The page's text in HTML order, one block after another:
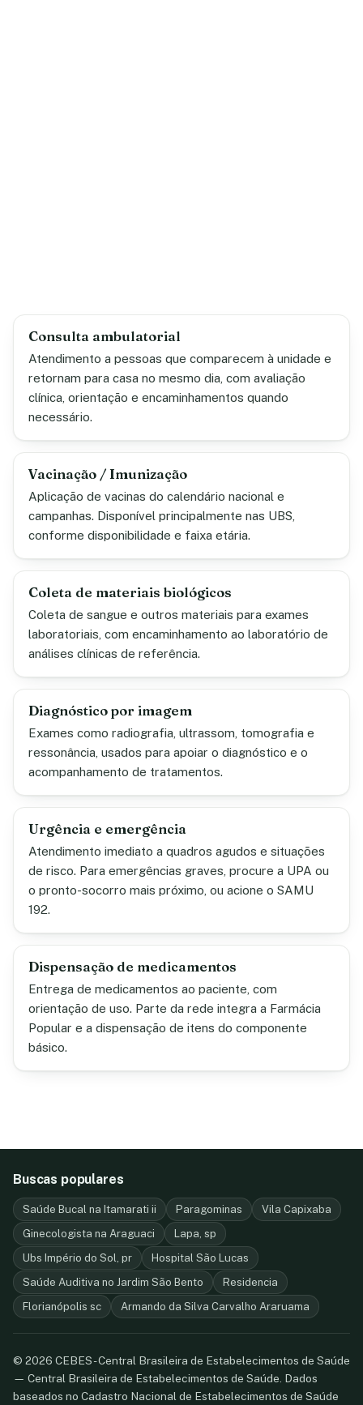
Consulta ambulatorial
Atendimento a pessoas que comparecem à unidade e
retornam para casa no mesmo dia, com avaliação
clínica, orientação e encaminhamentos quando
necessário.
Vacinação / Imunização
Aplicação de vacinas do calendário nacional e
campanhas. Disponível principalmente nas UBS,
conforme disponibilidade e faixa etária.
Coleta de materiais biológicos
Coleta de sangue e outros materiais para exames
laboratoriais, com encaminhamento ao laboratório de
análises clínicas de referência.
Diagnóstico por imagem
Exames como radiografia, ultrassom, tomografia e
ressonância, usados para apoiar o diagnóstico e o
acompanhamento de tratamentos.
Urgência e emergência
Atendimento imediato a quadros agudos e situações
de risco. Para emergências graves, procure a UPA ou
o pronto-socorro mais próximo, ou acione o SAMU
192.
Dispensação de medicamentos
Entrega de medicamentos ao paciente, com
orientação de uso. Parte da rede integra a Farmácia
Popular e a dispensação de itens do componente
básico.
Buscas populares
Saúde Bucal na Itamarati ii Paragominas
Vila Capixaba
Ginecologista na Araguaci
Lapa, sp
Ubs Império do Sol, pr
Hospital São Lucas
Saúde Auditiva no Jardim São Bento
Residencia
Florianópolis sc
Armando da Silva Carvalho Araruama
© 2026 CEBES - Central Brasileira de Estabelecimentos de Saúde
— Central Brasileira de Estabelecimentos de Saúde. Dados
baseados no Cadastro Nacional de Estabelecimentos de Saúde